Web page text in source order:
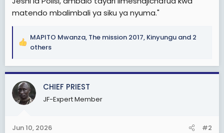
matendo mbalimbali ya siku ya nyuma."
R
a
c
t
i
o
s
MAPITO Mwanza, The mission 2017, Kinyungu and 2
others
CHIEF PRIEST
JF-Expert Member
Jun 10, 2026 #2